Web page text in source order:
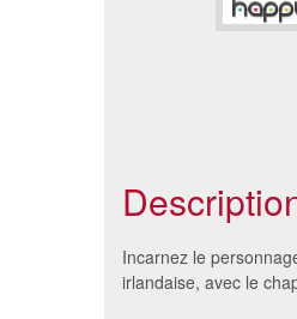
Incarnez le
irlandaise, avec le